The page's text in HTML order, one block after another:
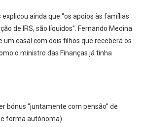
explicou ainda que “os apoios às famílias
de IRS, são líquidos” . Fernando Medina
um casal com dois filhos que receberá os
o ministro das Finanças já tinha
bónus “juntamente com pensão” de
forma autónoma)